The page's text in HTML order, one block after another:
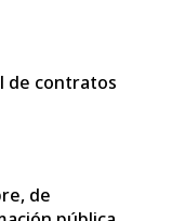
de contratos
de